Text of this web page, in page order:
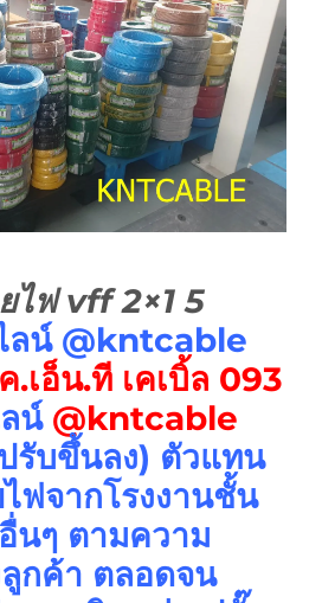
ไฟ vff 2×1 5
ลน์ @kntcable
.เอ็น.ที เคเบิ้ล 093
น์ @kntcable
รับขึ้นลง) ตัวแทน
ฟจากโรงงานชั้น
นๆ ตามความ
กค้า ตลอดจน